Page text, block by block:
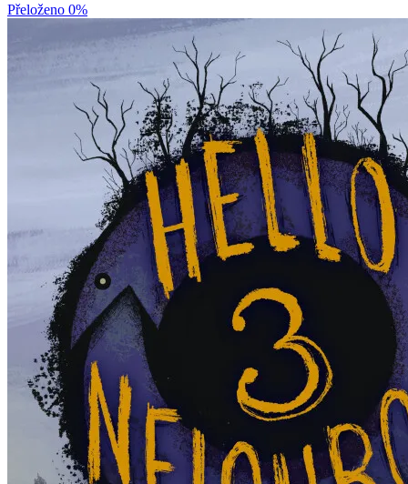
Přeloženo 0%